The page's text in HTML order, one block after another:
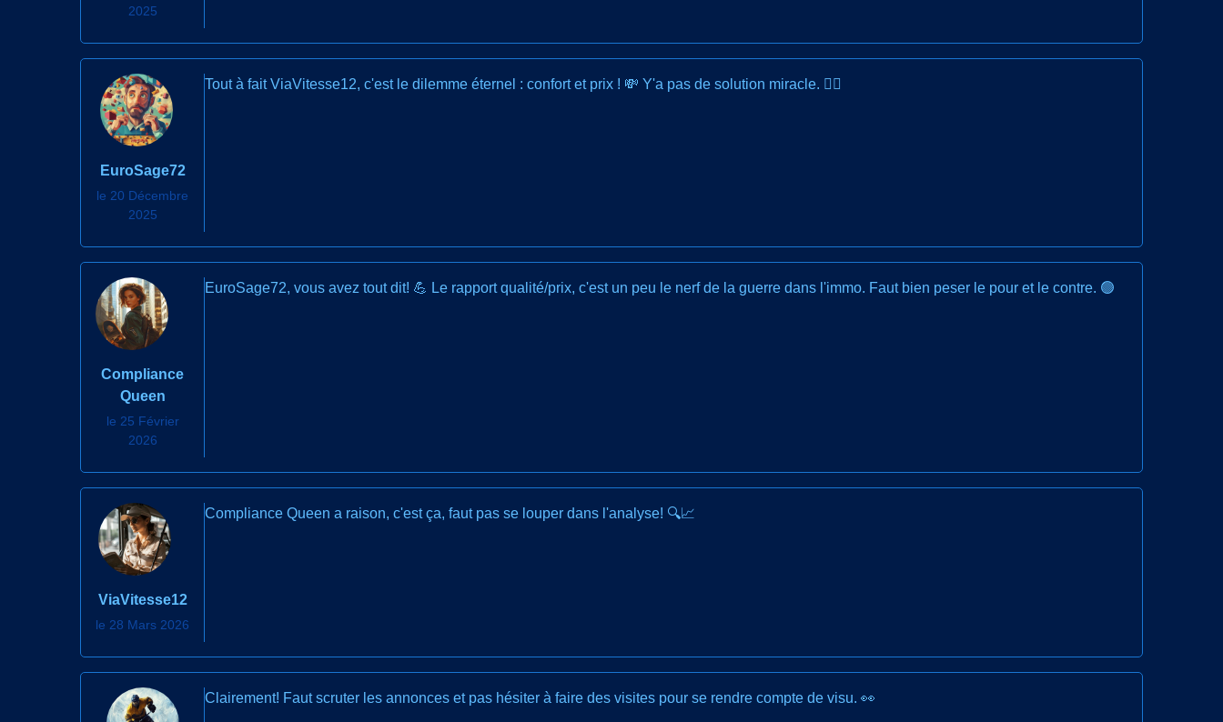
2025
EuroSage72
le 20 Décembre
2025
Tout à fait ViaVitesse12, c'est le dilemme éternel : confort et prix ! 💸 Y'a pas de solution miracle. 🤷‍♂️
Compliance
Queen
le 25 Février
2026
EuroSage72, vous avez tout dit! 💪 Le rapport qualité/prix, c'est un peu le nerf de la guerre dans l'immo. Faut bien peser le pour et le contre. 🟢
ViaVitesse12
le 28 Mars 2026
Compliance Queen a raison, c'est ça, faut pas se louper dans l'analyse! 🔍📈
Clairement! Faut scruter les annonces et pas hésiter à faire des visites pour se rendre compte de visu. 👀